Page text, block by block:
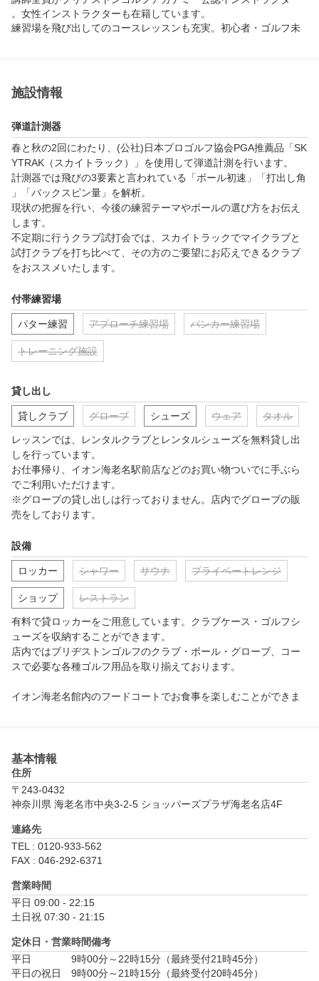
。女性インストラクターも在籍しています。
練習場を飛び出してのコースレッスンも充実。初心者・ゴルフ未
週50以上のクラスから好きな時間を選んでレッスン受講が可能で
す。ご予約はWEBから24時間可能です。
一人でも気軽に通って頂ける施設作りを心がけています。
施設情報
弾道計測器
春と秋の2回にわたり、(公社)日本プロゴルフ協会PGA推薦品「SK
YTRAK（スカイトラック）」を使用して弾道計測を行います。
計測器では飛びの3要素と言われている「ボール初速」「打出し角
」「バックスピン量」を解析。
現状の把握を行い、今後の練習テーマやボールの選び方をお伝え
します。
不定期に行うクラブ試打会では、スカイトラックでマイクラブと
試打クラブを打ち比べて、その方のご要望にお応えできるクラブ
をおススメいたします。
付帯練習場
パター練習 アプローチ練習場 バンカー練習場
トレーニング施設
貸し出し
貸しクラブ グローブ シューズ ウェア タオル
レッスンでは、レンタルクラブとレンタルシューズを無料貸し出
しを行っています。
お仕事帰り、イオン海老名駅前店などのお買い物ついでに手ぶら
でご利用いただけます。
※グローブの貸し出しは行っておりません。店内でグローブの販
売をしております。
設備
ロッカー シャワー サウナ プライベートレンジ
ショップ レストラン
有料で貸ロッカーをご用意しています。クラブケース・ゴルフシ
ューズを収納することができます。
店内ではブリヂストンゴルフのクラブ・ボール・グローブ、コー
スで必要な各種ゴルフ用品を取り揃えております。
イオン海老名館内のフードコートでお食事を楽しむことができま
基本情報
住所
〒243-0432
神奈川県 海老名市中央3-2-5 ショッパーズプラザ海老名店4F
連絡先
TEL : 0120-933-562
FAX : 046-292-6371
営業時間
平日 09:00 - 22:15
土日祝 07:30 - 21:15
定休日・営業時間備考
平日　　　　9時00分～22時15分（最終受付21時45分）
平日の祝日　9時00分～21時15分（最終受付20時45分）